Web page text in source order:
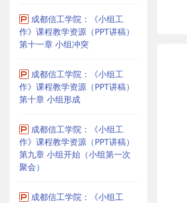
成都信工学院：《小组工
作》课程教学资源（PPT讲稿）
第十一章 小组冲突
成都信工学院：《小组工
作》课程教学资源（PPT讲稿）
第十章 小组形成
成都信工学院：《小组工
作》课程教学资源（PPT讲稿）
第九章 小组开始（小组第一次
聚会）
成都信工学院：《小组工